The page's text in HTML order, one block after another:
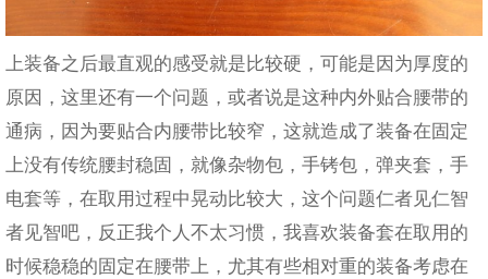
上装备之后最直观的感受就是比较硬，可能是因为厚度的
原因，这里还有一个问题，或者说是这种内外贴合腰带的
通病，因为要贴合内腰带比较窄，这就造成了装备在固定
上没有传统腰封稳固，就像杂物包，手铐包，弹夹套，手
电套等，在取用过程中晃动比较大，这个问题仁者见仁智
者见智吧，反正我个人不太习惯，我喜欢装备套在取用的
时候稳稳的固定在腰带上，尤其有些相对重的装备考虑在